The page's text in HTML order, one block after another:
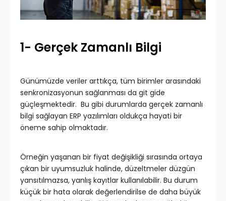
1- Gerçek Zamanlı Bilgi
Günümüzde veriler arttıkça, tüm birimler arasındaki
senkronizasyonun sağlanması da git gide
güçleşmektedir. Bu gibi durumlarda gerçek zamanlı
bilgi sağlayan ERP yazılımları oldukça hayati bir
öneme sahip olmaktadır.
Örneğin yaşanan bir fiyat değişikliği sırasında ortaya
çıkan bir uyumsuzluk halinde, düzeltmeler düzgün
yansıtılmazsa, yanlış kayıtlar kullanılabilir. Bu durum
küçük bir hata olarak değerlendirilse de daha büyük